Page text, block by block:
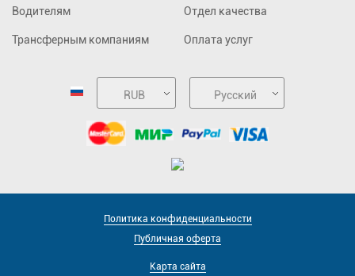
Водителям
Трансферным компаниям
Отдел качества
Оплата услуг
RUB Русский
Политика конфиденциальности
Публичная оферта
Карта сайта